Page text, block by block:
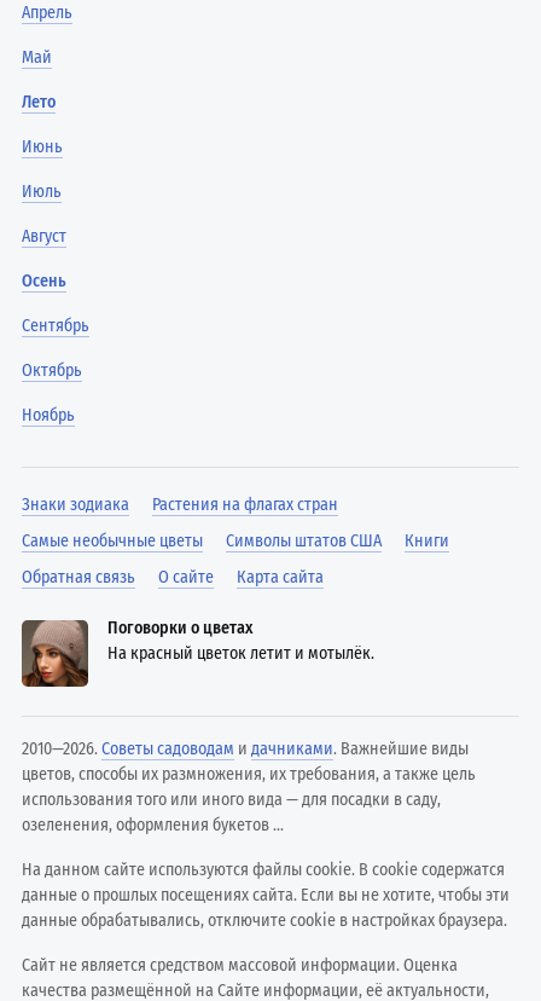
Апрель
Май
Лето
Июнь
Июль
Август
Осень
Сентябрь
Октябрь
Ноябрь
Знаки зодиака
Растения на флагах стран
Самые необычные цветы
Символы штатов США
Книги
Обратная связь
О сайте Карта сайта
Поговорки о цветах
На красный цветок летит и мотылёк.
2010—2026.Советы садоводам идачниками. Важнейшие виды
цветов, способы их размножения, их требования, а также цель
использования того или иного вида — для посадки в саду,
озеленения, оформления букетов ...
На данном сайте используются файлы cookie. В cookie содержатся
данные о прошлых посещениях сайта. Если вы не хотите, чтобы эти
данные обрабатывались, отключите cookie в настройках браузера.
Сайт не является средством массовой информации. Оценка
качества размещённой на Сайте информации, её актуальности,